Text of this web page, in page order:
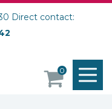
Direct contact:
0